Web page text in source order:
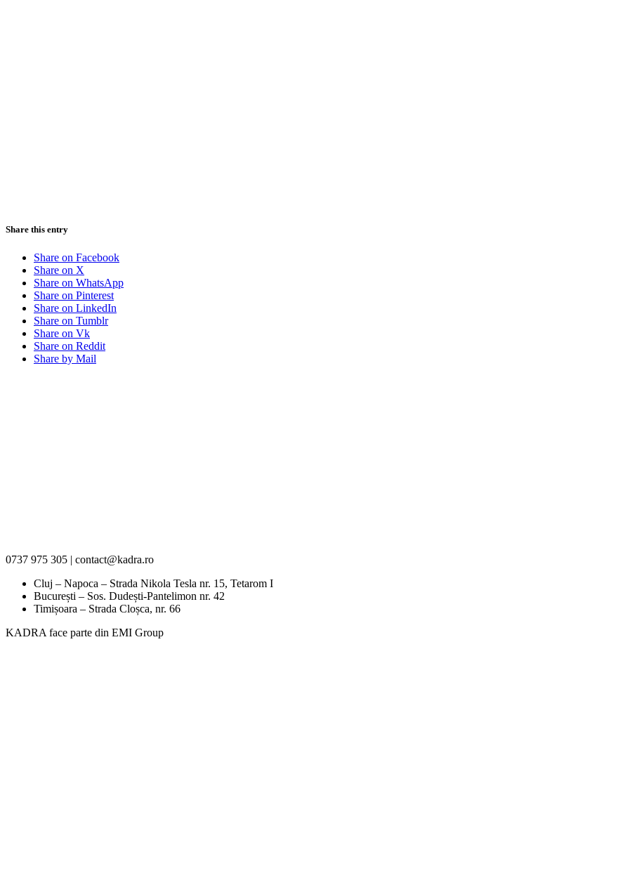
Share this entry
Share on Facebook
Share on X
Share on WhatsApp
Share on Pinterest
Share on LinkedIn
Share on Tumblr
Share on Vk
Share on Reddit
Share by Mail
0737 975 305 | contact@kadra.ro
Cluj – Napoca – Strada Nikola Tesla nr. 15, Tetarom I
București – Sos. Dudești-Pantelimon nr. 42
Timișoara – Strada Cloșca, nr. 66
KADRA face parte din EMI Group